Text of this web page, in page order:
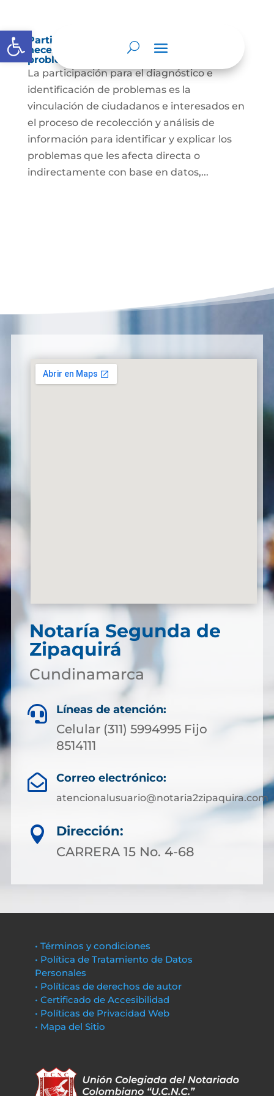
Abrir barra de herramientas
Participación para el diagnóstico de
necesidades e identificación de
problemas.
La participación para el diagnóstico e
identificación de problemas es la
vinculación de ciudadanos e interesados en
el proceso de recolección y análisis de
información para identificar y explicar los
problemas que les afecta directa o
indirectamente con base en datos,...
Notaría Segunda de
Zipaquirá
Cundinamarca
 Líneas de atención:
Celular (311) 5994995 Fijo
8514111
 Correo electrónico:
atencionalusuario@notaria2zipaquira.com

Dirección:
CARRERA 15 No. 4-68
• Términos y condiciones
• Política de Tratamiento de Datos
Personales
• Políticas de derechos de autor
• Certificado de Accesibilidad
• Políticas de Privacidad Web
• Mapa del Sitio